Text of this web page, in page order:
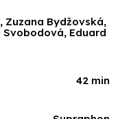
Zuzana Bydžovská,
Eduard
42 min